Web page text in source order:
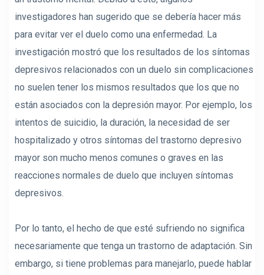
investigadores han sugerido que se debería hacer más
para evitar ver el duelo como una enfermedad. La
investigación mostró que los resultados de los síntomas
depresivos relacionados con un duelo sin complicaciones
no suelen tener los mismos resultados que los que no
están asociados con la depresión mayor. Por ejemplo, los
intentos de suicidio, la duración, la necesidad de ser
hospitalizado y otros síntomas del trastorno depresivo
mayor son mucho menos comunes o graves en las
reacciones normales de duelo que incluyen síntomas
depresivos.
Por lo tanto, el hecho de que esté sufriendo no significa
necesariamente que tenga un trastorno de adaptación. Sin
embargo, si tiene problemas para manejarlo, puede hablar